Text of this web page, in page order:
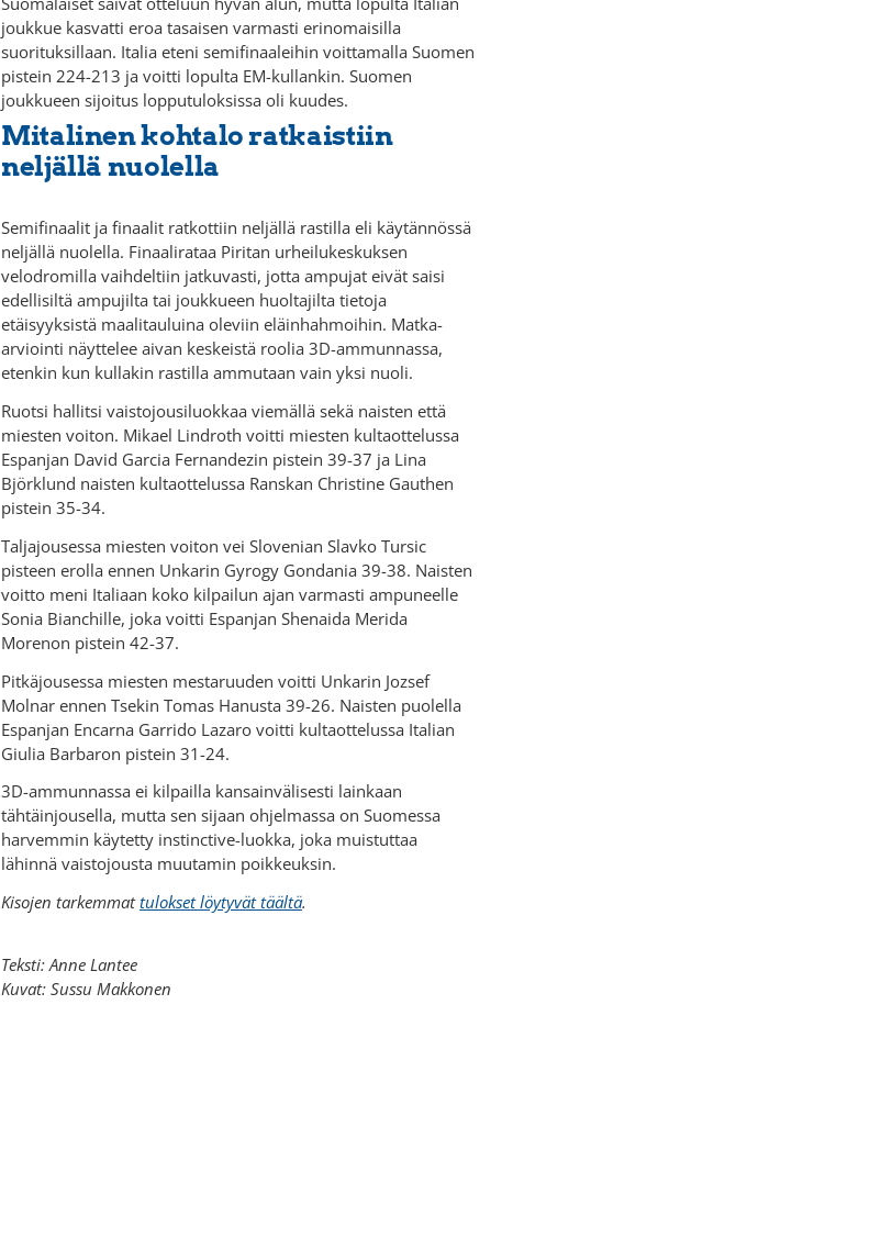
joukkue kasvatti eroa tasaisen varmasti erinomaisilla
suorituksillaan. Italia eteni semifinaaleihin voittamalla Suomen
pistein 224-213 ja voitti lopulta EM-kullankin. Suomen
joukkueen sijoitus lopputuloksissa oli kuudes.
Mitalinen kohtalo ratkaistiin
neljällä nuolella
Semifinaalit ja finaalit ratkottiin neljällä rastilla eli käytännössä
neljällä nuolella. Finaalirataa Piritan urheilukeskuksen
velodromilla vaihdeltiin jatkuvasti, jotta ampujat eivät saisi
edellisiltä ampujilta tai joukkueen huoltajilta tietoja
etäisyyksistä maalitauluina oleviin eläinhahmoihin. Matka-
arviointi näyttelee aivan keskeistä roolia 3D-ammunnassa,
etenkin kun kullakin rastilla ammutaan vain yksi nuoli.
Ruotsi hallitsi vaistojousiluokkaa viemällä sekä naisten että
miesten voiton. Mikael Lindroth voitti miesten kultaottelussa
Espanjan David Garcia Fernandezin pistein 39-37 ja Lina
Björklund naisten kultaottelussa Ranskan Christine Gauthen
pistein 35-34.
Taljajousessa miesten voiton vei Slovenian Slavko Tursic
pisteen erolla ennen Unkarin Gyrogy Gondania 39-38. Naisten
voitto meni Italiaan koko kilpailun ajan varmasti ampuneelle
Sonia Bianchille, joka voitti Espanjan Shenaida Merida
Morenon pistein 42-37.
Pitkäjousessa miesten mestaruuden voitti Unkarin Jozsef
Molnar ennen Tsekin Tomas Hanusta 39-26. Naisten puolella
Espanjan Encarna Garrido Lazaro voitti kultaottelussa Italian
Giulia Barbaron pistein 31-24.
3D-ammunnassa ei kilpailla kansainvälisesti lainkaan
tähtäinjousella, mutta sen sijaan ohjelmassa on Suomessa
harvemmin käytetty instinctive-luokka, joka muistuttaa
lähinnä vaistojousta muutamin poikkeuksin.
Kisojen tarkemmattulokset löytyvät täältä.
Teksti: Anne Lantee
Kuvat: Sussu Makkonen